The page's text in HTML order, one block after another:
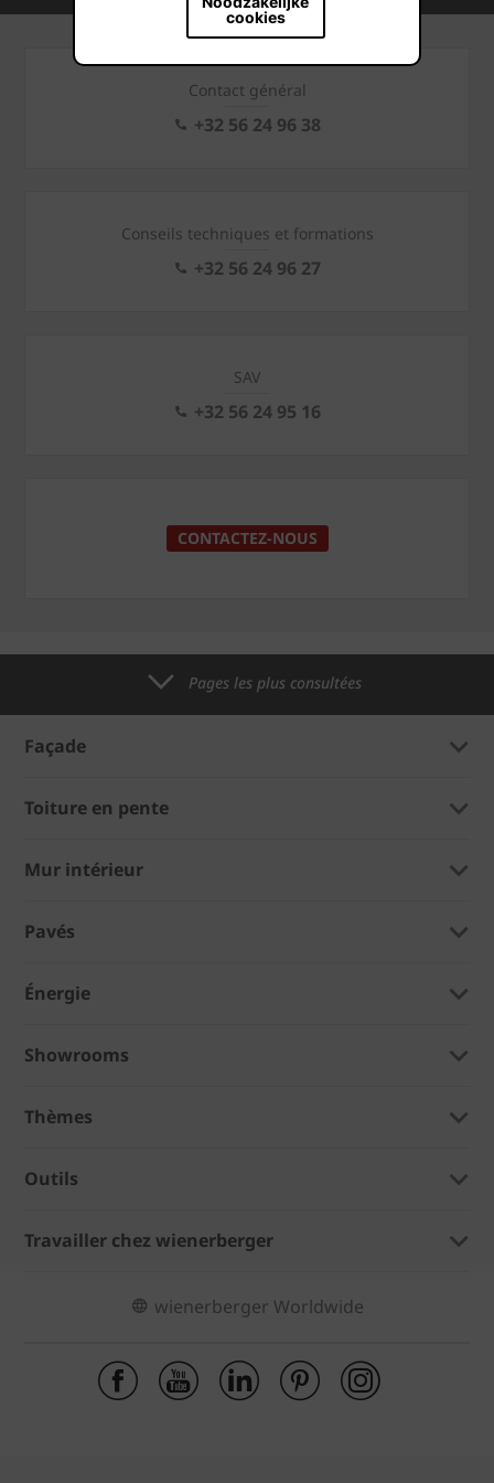
cookies
Contact général
+32 56 24 96 38
Conseils techniques et formations
+32 56 24 96 27
SAV
+32 56 24 95 16
CONTACTEZ-NOUS
Pages les plus consultées
Façade
Toiture en pente
Mur intérieur
Pavés
Énergie
Showrooms
Thèmes
Outils
Travailler chez wienerberger
wienerberger Worldwide